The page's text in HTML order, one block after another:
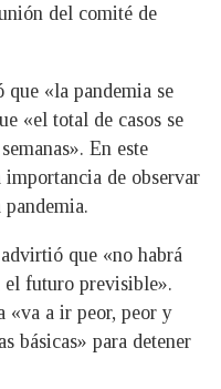
del comité de
que «la pandemia se
«el total de casos se
En este
importancia de observar
que «no habrá
futuro previsible».
«va a ir peor, peor y
básicas» para detener